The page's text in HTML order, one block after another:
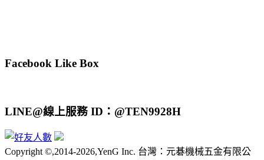
Facebook Like Box
LINE@線上服務 ID：@TEN9928H
Copyright ©,2014-2026,YenG Inc. 台灣：元碁機械五金有限公